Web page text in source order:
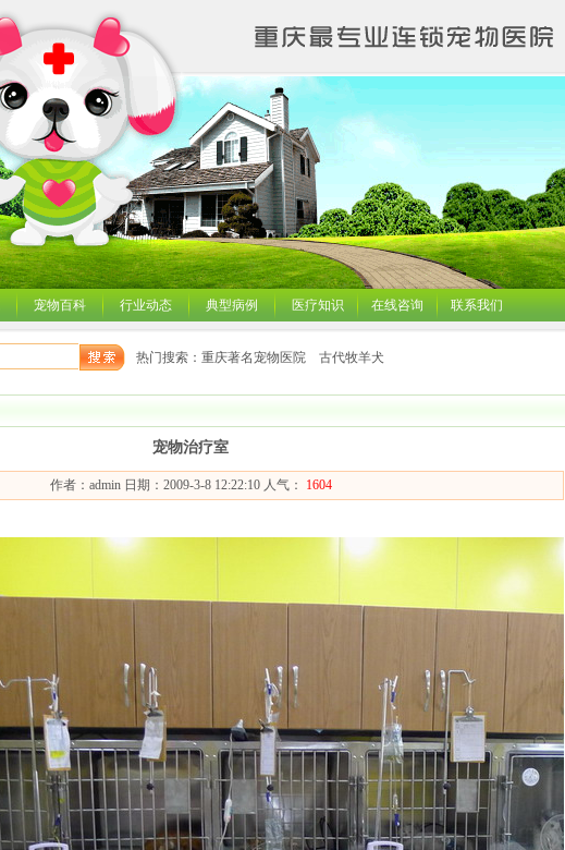
宠物百科 行业动态 典型病例 医疗知识 在线咨询 联系我们
热门搜索：重庆著名宠物医院 古代牧羊犬
宠物治疗室
作者：admin 日期：2009-3-8 12:22:10 人气： 1604